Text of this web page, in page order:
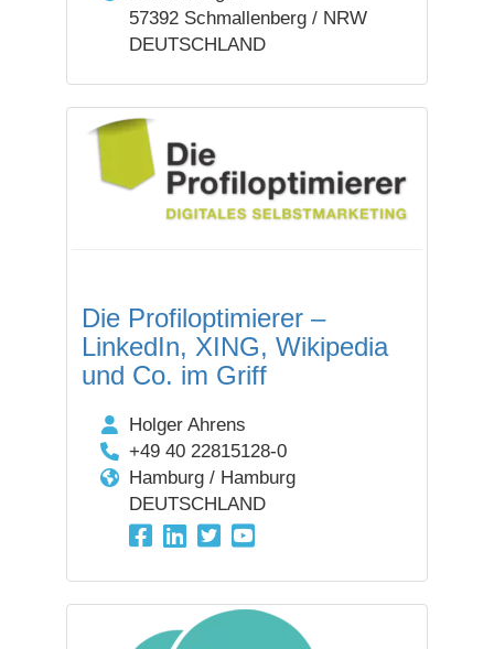
57392 Schmallenberg / NRW
DEUTSCHLAND
Die Profiloptimierer –
LinkedIn, XING, Wikipedia
und Co. im Griff
Holger Ahrens
+49 40 22815128-0
Hamburg / Hamburg
DEUTSCHLAND